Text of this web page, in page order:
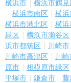
横浜市 横浜市鶴見
横浜市南区
横浜
横浜市港北区
横浜
緑区
横浜市瀬谷区
浜市都筑区
川崎市
川崎市高津区
川
原市
相模原市緑区
平塚市
鎌倉市 藤